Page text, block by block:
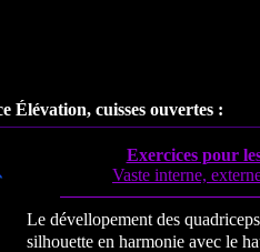
Élévation, cuisses ouvertes :
Exercices pour
Vaste interne,
Le dévellopement des
silhouette en harmonie avec le